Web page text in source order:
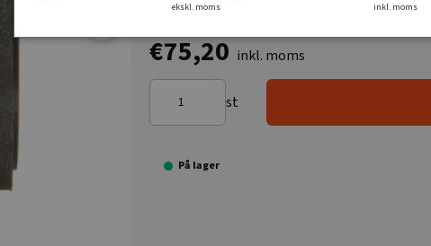
€75,20 inkl. moms
st
På lager
ekskl. moms inkl. moms